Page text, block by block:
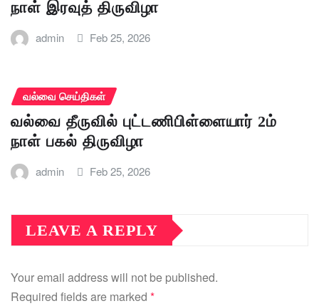
நாள் இரவுத் திருவிழா
admin Feb 25, 2026
வல்வை செய்திகள்
வல்வை தீருவில் புட்டணிபிள்ளையார் 2ம்
நாள் பகல் திருவிழா
admin Feb 25, 2026
LEAVE A REPLY
Your email address will not be published.
Required fields are marked *